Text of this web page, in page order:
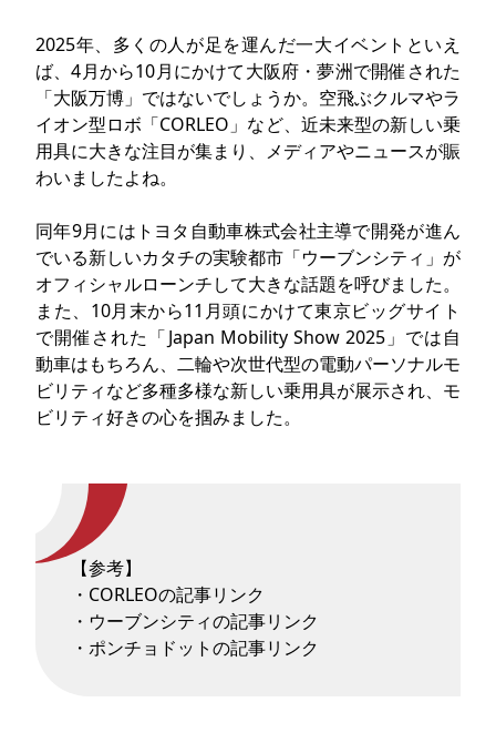
2025年、多くの人が足を運んだ一大イベントといえ
ば、4月から10月にかけて大阪府・夢洲で開催された
「大阪万博」ではないでしょうか。空飛ぶクルマやラ
イオン型ロボ「CORLEO」など、近未来型の新しい乗
用具に大きな注目が集まり、メディアやニュースが賑
わいましたよね。
同年9月にはトヨタ自動車株式会社主導で開発が進ん
でいる新しいカタチの実験都市「ウーブンシティ」が
オフィシャルローンチして大きな話題を呼びました。
また、10月末から11月頭にかけて東京ビッグサイト
で開催された「Japan Mobility Show 2025」では自
動車はもちろん、二輪や次世代型の電動パーソナルモ
ビリティなど多種多様な新しい乗用具が展示され、モ
ビリティ好きの心を掴みました。
【参考】
・CORLEOの記事リンク
・ウーブンシティの記事リンク
・ポンチョドットの記事リンク